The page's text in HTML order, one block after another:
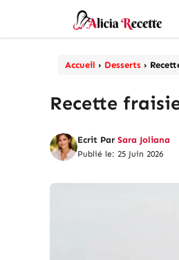
Accueil › Desserts ›
Recette
Ecrit Par Sara Joliana
Publié le: 25 Juin 2026